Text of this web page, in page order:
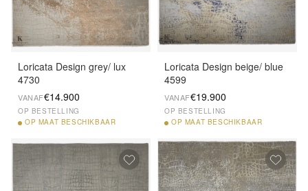
Loricata Design grey/ lux
4730
VANAF€14.900
OP BESTELLING
OP MAAT BESCHIKBAAR
Loricata Design beige/ blue
4599
VANAF€19.900
OP BESTELLING
OP MAAT BESCHIKBAAR